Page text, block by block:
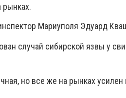
рынках.
Мариуполя Эдуард
случай сибирской язвы у
но все же на рынках